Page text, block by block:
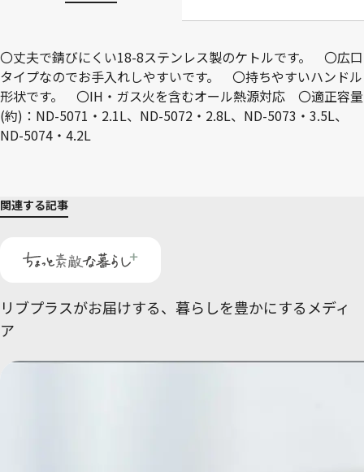
〇丈夫で錆びにくい18-8ステンレス製のケトルです。 〇広口
タイプなのでお手入れしやすいです。 〇持ちやすいハンドル
形状です。 〇IH・ガス火を含むオール熱源対応 〇適正容量
(約)：ND-5071・2.1L、ND-5072・2.8L、ND-5073・3.5L、
ND-5074・4.2L
関連する記事
リブプラスがお届けする、 暮らしを豊かにするメディ
ア